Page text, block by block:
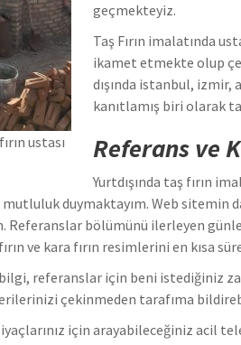
ustası
geçmekteyiz.
Taş Fırın imalatında
ikamet etmekte olup
dışında istanbul, izmir,
kanıtlamış biri olarak
Referans ve
Yurtdışında taş fırın
duymaktayım. Web sitemin
Referanslar bölümünü ilerleyen
ve kara fırın resimlerini en kısa
referanslar için beni istediğiniz
çekinmeden tarafıma
için arayabileceğiniz acil